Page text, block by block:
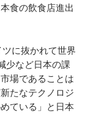
食の飲食店進出
に抜かれて世界
少など日本の課
場であることは
たなテクノロジ
ている」と日本